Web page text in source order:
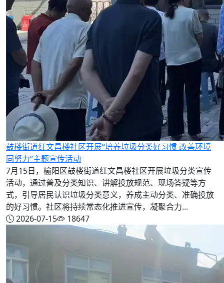
鼓楼街道红文昌楼社区开展“培养垃圾分类好习惯 改善环境
同努力”主题宣传活动
7月15日，榆阳区鼓楼街道红文昌楼社区开展垃圾分类宣传
活动，通过普及分类知识、讲解投放规范、现场答疑等方
式，引导居民认识垃圾分类意义，养成主动分类、准确投放
的好习惯。社区将持续常态化推进宣传，凝聚合力...
2026-07-15
18647